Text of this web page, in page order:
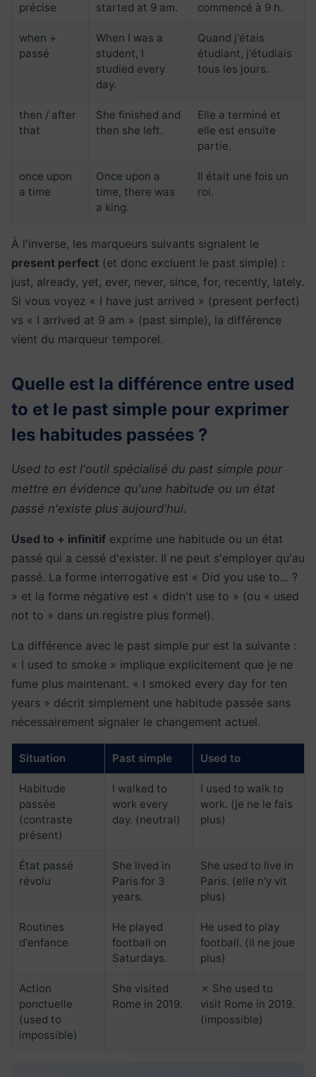
précise
started at 9 am.
commencé à 9 h.
when +
passé
When I was a
student, I
studied every
day.
Quand j'étais
étudiant, j'étudiais
tous les jours.
then / after
that
She finished and
then she left.
Elle a terminé et
elle est ensuite
partie.
once upon
a time
Once upon a
time, there was
a king.
Il était une fois un
roi.
À l'inverse, les marqueurs suivants signalent le
present perfect (et donc excluent le past simple) :
just, already, yet, ever, never, since, for, recently, lately.
Si vous voyez « I have just arrived » (present perfect)
vs « I arrived at 9 am » (past simple), la différence
vient du marqueur temporel.
Quelle est la différence entre used
to et le past simple pour exprimer
les habitudes passées ?
Used to est l'outil spécialisé du past simple pour
mettre en évidence qu'une habitude ou un état
passé n'existe plus aujourd'hui.
Used to + infinitif exprime une habitude ou un état
passé qui a cessé d'exister. Il ne peut s'employer qu'au
passé. La forme interrogative est « Did you use to... ?
» et la forme négative est « didn't use to » (ou « used
not to » dans un registre plus formel).
La différence avec le past simple pur est la suivante :
« I used to smoke » implique explicitement que je ne
fume plus maintenant. « I smoked every day for ten
years » décrit simplement une habitude passée sans
nécessairement signaler le changement actuel.
Situation Past simple Used to
Habitude
passée
(contraste
présent)
I walked to
work every
day. (neutral)
I used to walk to
work. (je ne le fais
plus)
État passé
révolu
She lived in
Paris for 3
years.
She used to live in
Paris. (elle n'y vit
plus)
Routines
d'enfance
He played
football on
Saturdays.
He used to play
football. (il ne joue
plus)
Action
ponctuelle
(used to
impossible)
She visited
Rome in 2019.
✗ She used to
visit Rome in 2019.
(impossible)